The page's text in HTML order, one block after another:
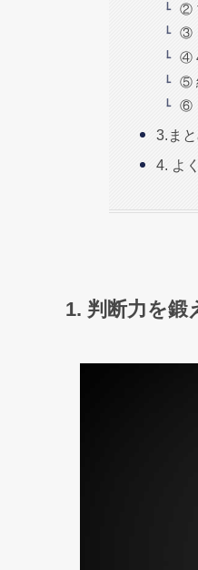
②
③
④
⑤
⑥
3.ま
4. よ
1. 判断力を鍛